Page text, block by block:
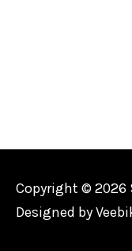
Copyright © 2026
Designed by